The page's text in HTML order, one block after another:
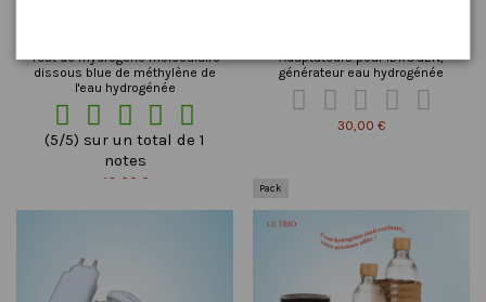
Test de l'hydrogène moléculaire
dissous blue de méthylène de
l'eau hydrogénée
    
(5/5) sur un total de 1
notes
49,00 €
Adaptateurs pour IDROGEN,
générateur eau hydrogénée
    
30,00 €
Pack